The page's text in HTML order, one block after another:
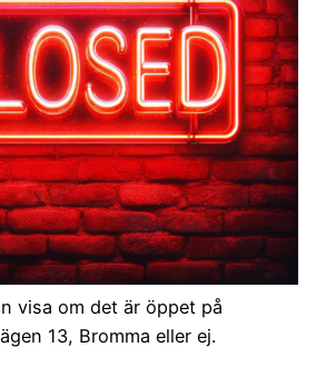
visa om det är öppet på
13, Bromma eller ej.